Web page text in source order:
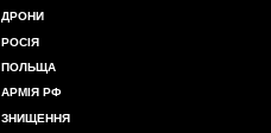
ДРОНИ
РОСІЯ
ПОЛЬЩА
АРМІЯ РФ
ЗНИЩЕННЯ